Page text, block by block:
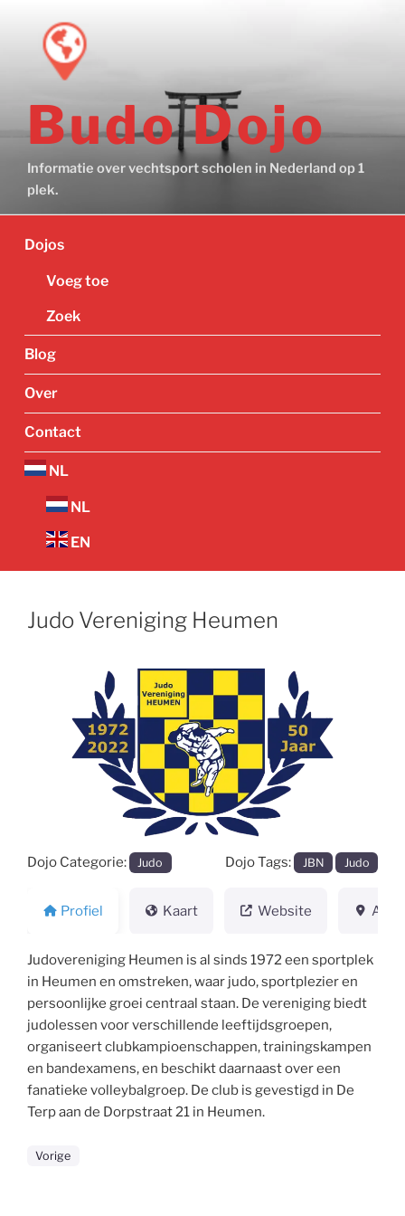
Budo Dojo
Informatie over vechtsport scholen in Nederland op 1
plek.
Dojos
Voeg toe
Zoek
Blog
Over
Contact
NL
NL
EN
Judo Vereniging Heumen
Vorige
Dojo Categorie: Judo Dojo Tags: JBN Judo
Profiel Kaart Website
Judovereniging Heumen is al sinds 1972 een sportplek
in Heumen en omstreken, waar judo, sportplezier en
persoonlijke groei centraal staan. De vereniging biedt
judolessen voor verschillende leeftijdsgroepen,
organiseert clubkampioenschappen, trainingskampen
en bandexamens, en beschikt daarnaast over een
fanatieke volleybalgroep. De club is gevestigd in De
Terp aan de Dorpstraat 21 in Heumen.
Vorige